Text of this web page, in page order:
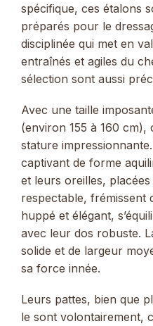
spécifique, ces étalons
préparés pour le
disciplinée qui met en
entraînés et agiles du
sélection sont aussi
Avec une taille
(environ 155 à 160
stature
captivant de forme
et leurs oreilles,
respectable, frémissent
huppé et élégant,
avec leur dos robuste.
solide et de largeur
sa force innée.
Leurs pattes, bien que
le sont volontairement,